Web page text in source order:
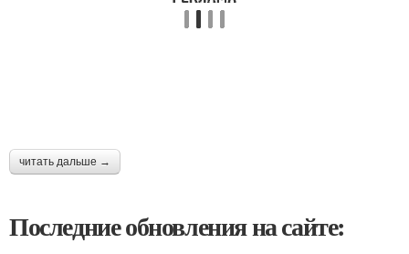
читать дальше →
Последние обновления на сайте: